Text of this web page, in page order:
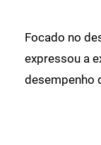
Focado no
expressou a
desempenho